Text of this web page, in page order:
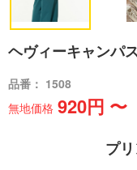
ヘヴィーキャンパ
品番： 1508
無地価格 920円 〜
プ